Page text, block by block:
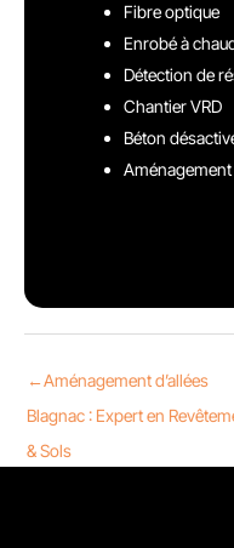
Fibre optique
Enrobé à
Détection de
Chantier VRD
Béton
Aménagement
←Aménagement d’allées
Blagnac : Expert en
& Sols